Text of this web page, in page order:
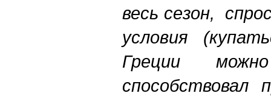
весь сезон,
условия
Греции
способствовал